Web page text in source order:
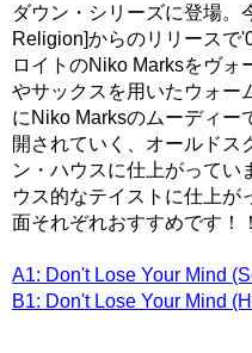
ダウン・シリーズに登場。
Religion]からのリリースで
ロイトのNiko Marksをヴォ
やサックスを用いたウォー
にNiko Marksのムーディー
開されていく、オールドス
ン・ハウスに仕上がってい
ウス的なテイストに仕上が
面それぞれおすすめです！！
A1: Don't Lose Your Mind
B1: Don't Lose Your Mind